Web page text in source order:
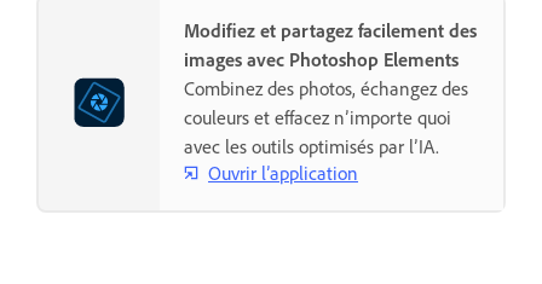
Modifiez et partagez facilement des
images avec Photoshop Elements
Combinez des photos, échangez des
couleurs et effacez n’importe quoi
avec les outils optimisés par l’IA.
Ouvrir l’application